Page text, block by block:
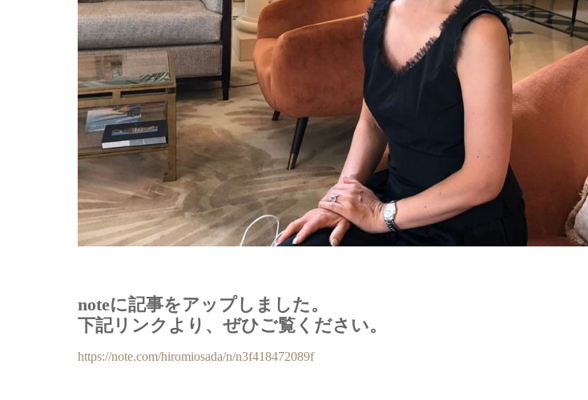
noteに記事をアップしました。
下記リンクより、ぜひご覧ください。
https://note.com/hiromiosada/n/n3f418472089f